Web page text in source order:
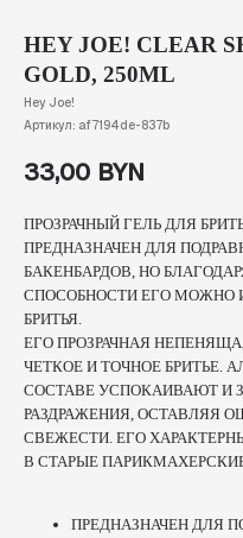
HEY JOE! CLEAR
GOLD, 250ML
Hey Joe!
Артикул: af7194de-837b
33,00 BYN
ПРОЗРАЧНЫЙ ГЕЛЬ ДЛЯ
ПРЕДНАЗНАЧЕН ДЛЯ
БАКЕНБАРДОВ, НО
СПОСОБНОСТИ ЕГО МОЖНО
БРИТЬЯ.
ЕГО ПРОЗРАЧНАЯ
ЧЕТКОЕ И ТОЧНОЕ БРИТЬЕ.
СОСТАВЕ УСПОКАИВАЮТ
РАЗДРАЖЕНИЯ, ОСТАВЛЯЯ
СВЕЖЕСТИ. ЕГО
В СТАРЫЕ
ПРЕДНАЗНАЧЕН ДЛЯ